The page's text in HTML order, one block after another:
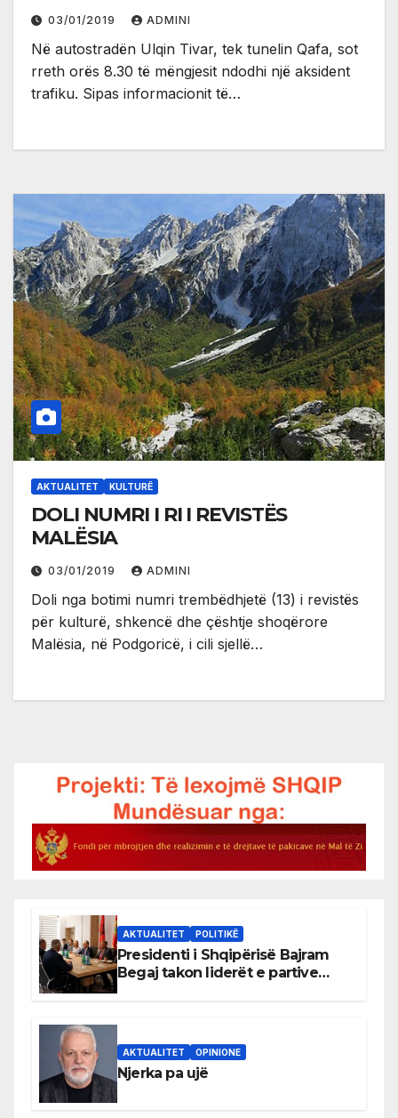
03/01/2019 ADMINI
Në autostradën Ulqin Tivar, tek tunelin Qafa, sot
rreth orës 8.30 të mëngjesit ndodhi një aksident
trafiku. Sipas informacionit të…
AKTUALITET KULTURË
DOLI NUMRI I RI I REVISTËS
MALËSIA
03/01/2019 ADMINI
Doli nga botimi numri trembëdhjetë (13) i revistës
për kulturë, shkencë dhe çështje shoqërore
Malësia, në Podgoricë, i cili sjellë…
AKTUALITET POLITIKË
Presidenti i Shqipërisë Bajram
Begaj takon liderët e partive
AKTUALITET OPINIONE
Njerka pa ujë